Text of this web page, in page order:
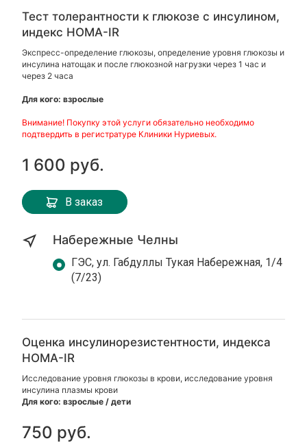
Тест толерантности к глюкозе с инсулином,
индекс HOMA-IR
Экспресс-определение глюкозы, определение уровня глюкозы и
инсулина натощак и после глюкозной нагрузки через 1 час и
через 2 часа
Для кого: взрослые
Внимание! Покупку этой услуги обязательно необходимо
подтвердить в регистратуре Клиники Нуриевых.
1 600 руб.
В заказ
Набережные Челны
ГЭС, ул. Габдуллы Тукая Набережная, 1/4
(7/23)
Оценка инсулинорезистентности, индекса
HOMA-IR
Исследование уровня глюкозы в крови, исследование уровня
инсулина плазмы крови
Для кого: взрослые / дети
750 руб.